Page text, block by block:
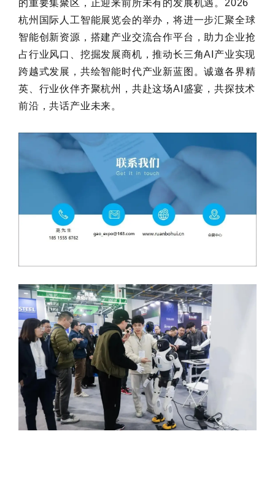
的重要集聚区，正迎来前所未有的发展机遇。2026
杭州国际人工智能展览会的举办，将进一步汇聚全球
智能创新资源，搭建产业交流合作平台，助力企业抢
占行业风口、挖掘发展商机，推动长三角AI产业实现
跨越式发展，共绘智能时代产业新蓝图。诚邀各界精
英、行业伙伴齐聚杭州，共赴这场AI盛宴，共探技术
前沿，共话产业未来。